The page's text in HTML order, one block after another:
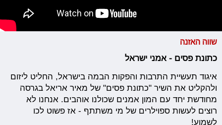
שווה האזנה
כתונת פסים - אמני ישראל
איגוד תעשיית התרבות והפקות הבמה בישראל, החליט ליזום
ולהקליט את השיר "כתונת פסים" של מאיר אריאל בגרסה
מחודשת יחד עם המון אמנים שכולנו אוהבים. אנחנו לא
רוצים לעשות ספוילרים של מי משתתף - אז פשוט לכו
לשמוע!